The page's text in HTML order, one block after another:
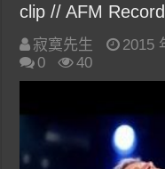
clip // AFM
寂寞先生 2015
0
40